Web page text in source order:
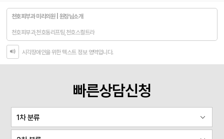
천호피부과 미리의원 | 원장님소개
천호피부과,천호동리프팅,천호스컬트라
시각장애인을 위한 텍스트 정보 영역입니다.
빠른상담신청